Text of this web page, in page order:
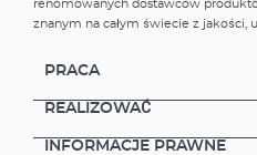
renomowanych dostawców
znanym na całym świecie z jakości,
PRACA
REALIZOWAĆ
INFORMACJE PRAWNE